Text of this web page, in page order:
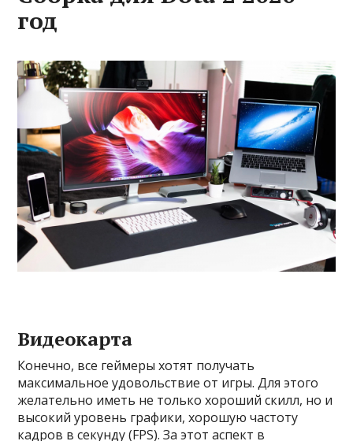
год
Видеокарта
Конечно, все геймеры хотят получать
максимальное удовольствие от игры. Для этого
желательно иметь не только хороший скилл, но и
высокий уровень графики, хорошую частоту
кадров в секунду (FPS). За этот аспект в